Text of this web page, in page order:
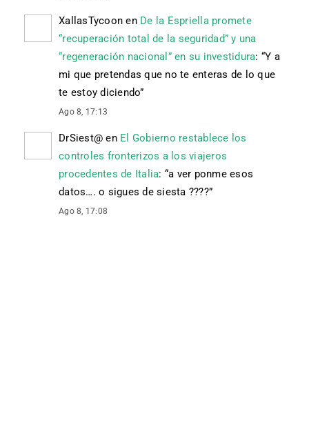
XallasTycoon en De la Espriella promete
“recuperación total de la seguridad” y una
“regeneración nacional” en su investidura: “Y a
mi que pretendas que no te enteras de lo que
te estoy diciendo”
Ago 8, 17:13
DrSiest@ en El Gobierno restablece los
controles fronterizos a los viajeros
procedentes de Italia: “a ver ponme esos
datos…. o sigues de siesta ????”
Ago 8, 17:08